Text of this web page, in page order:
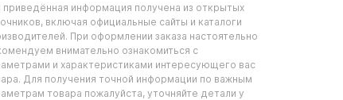
приведённая информация получена из открытых
включая официальные сайты и каталоги
При оформлении заказа настоятельно
внимательно ознакомиться с
и характеристиками интересующего вас
Для получения точной информации по важным
товара пожалуйста, уточняйте детали у